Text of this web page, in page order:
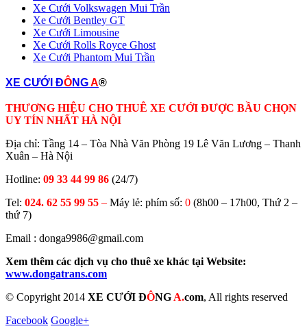
Xe Cưới Volkswagen Mui Trần
Xe Cưới Bentley GT
Xe Cưới Limousine
Xe Cưới Rolls Royce Ghost
Xe Cưới Phantom Mui Trần
XE CƯỚI ĐÔNGA®
THƯƠNG HIỆU CHO THUÊ XE CƯỚI ĐƯỢC BẦU CHỌN
UY TÍN NHẤT HÀ NỘI
Địa chỉ: Tầng 14 – Tòa Nhà Văn Phòng 19 Lê Văn Lương – Thanh
Xuân – Hà Nội
Hotline: 09 33 44 99 86 (24/7)
Tel: 024. 62 55 99 55 – Máy lẻ: phím số: 0 (8h00 – 17h00, Thứ 2 –
thứ 7)
Email : donga9986@gmail.com
Xem thêm các dịch vụ cho thuê xe khác tại Website:
www.dongatrans.com
© Copyright 2014 XE CƯỚI ĐÔNG A.com, All rights reserved
Facebook Google+